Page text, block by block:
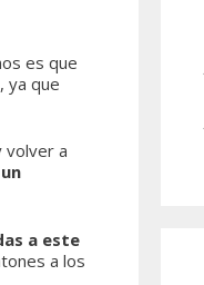
es que
ya que
volver a
a este
a los